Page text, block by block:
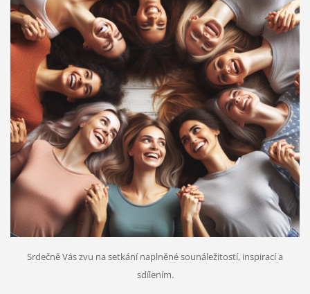
Srdečně Vás zvu na setkání naplněné sounáležitostí, inspirací a
sdílením.